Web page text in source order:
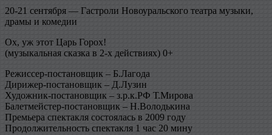
20-21 сентября — Гастроли Новоуральского театра музыки,
драмы и комедии
Ох, уж этот Царь Горох!
(музыкальная сказка в 2-х действиях) 0+
Режиссер-постановщик – Б.Лагода
Дирижер-постановщик – Д.Лузин
Художник-постановщик – з.р.к.РФ Т.Мирова
Балетмейстер-постановщик – Н.Володькина
Премьера спектакля состоялась в 2009 году
Продолжительность спектакля 1 час 20 мину